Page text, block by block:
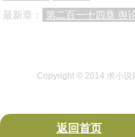
最新章：
第二百一十四章 舆
返回首页
Copyright © 2014 求小说